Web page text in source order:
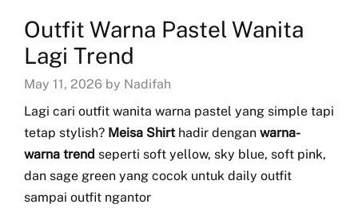
Outfit Warna Pastel Wanita
Lagi Trend
May 11, 2026 by Nadifah
Lagi cari outfit wanita warna pastel yang simple tapi
tetap stylish? Meisa Shirthadir dengan warna-
warna trend seperti soft yellow, sky blue, soft pink,
dan sage green yang cocok untuk daily outfit
sampai outfit ngantor